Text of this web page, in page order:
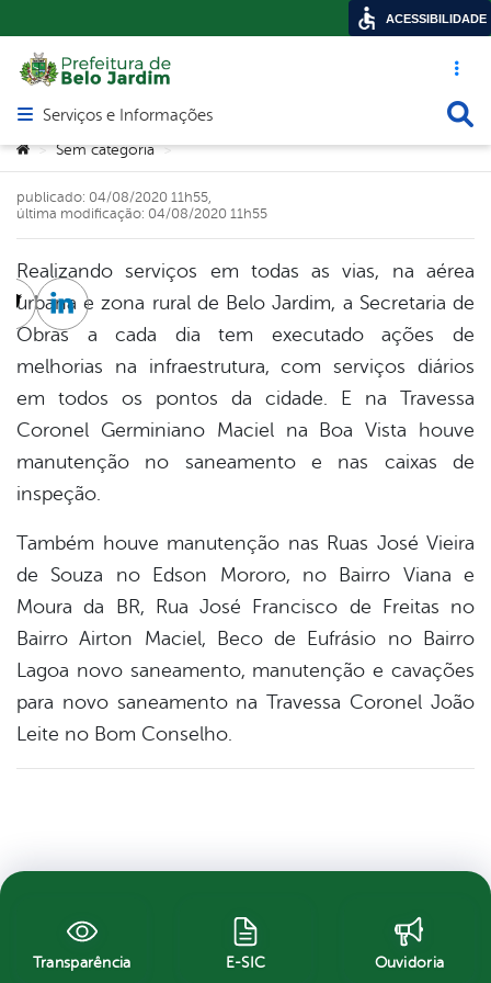
Acesso
Abrir menu principal de navegação
Serviços e Informações
Você está aqui:
> Sem categoria >
publicado: 04/08/2020 11h55,
última modificação: 04/08/2020 11h55
Realizando serviços em todas as vias, na aérea
urbana e zona rural de Belo Jardim, a Secretaria de
Obras a cada dia tem executado ações de
melhorias na infraestrutura, com serviços diários
em todos os pontos da cidade. E na Travessa
Coronel Germiniano Maciel na Boa Vista houve
manutenção no saneamento e nas caixas de
inspeção.
Também houve manutenção nas Ruas José Vieira
de Souza no Edson Mororo, no Bairro Viana e
Moura da BR, Rua José Francisco de Freitas no
Bairro Airton Maciel, Beco de Eufrásio no Bairro
Lagoa novo saneamento, manutenção e cavações
para novo saneamento na Travessa Coronel João
Leite no Bom Conselho.
TwitterLinkedin
Transparência E-SIC Ouvidoria
ACESSIBILIDADE